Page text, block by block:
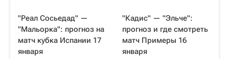
"Реал Сосьедад" —
"Мальорка": прогноз на
матч кубка Испании 17
января
"Кадис" — "Эльче":
прогноз и где смотреть
матч Примеры 16
января